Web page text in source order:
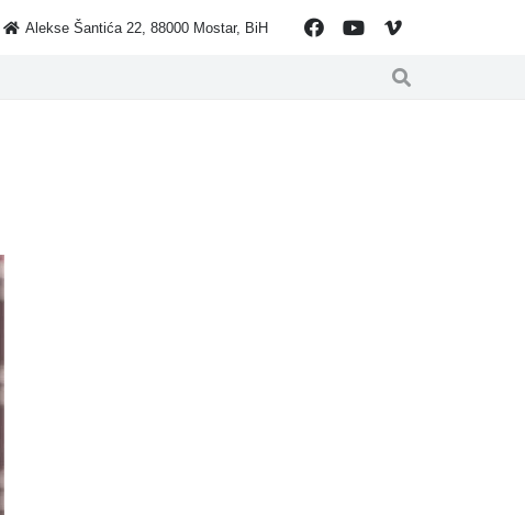
Alekse Šantića 22, 88000 Mostar, BiH